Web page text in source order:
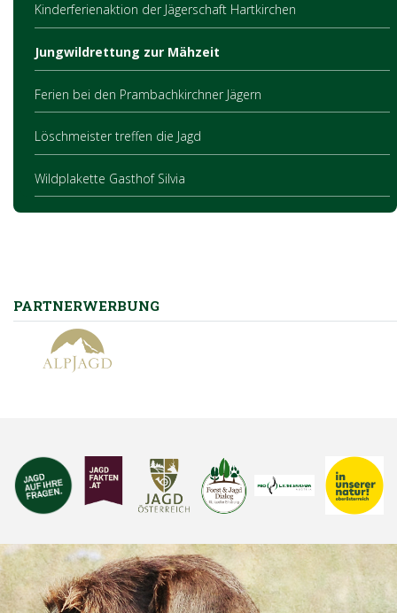
Kinderferienaktion der Jägerschaft Hartkirchen
Jungwildrettung zur Mähzeit
Ferien bei den Prambachkirchner Jägern
Löschmeister treffen die Jagd
Wildplakette Gasthof Silvia
PARTNERWERBUNG